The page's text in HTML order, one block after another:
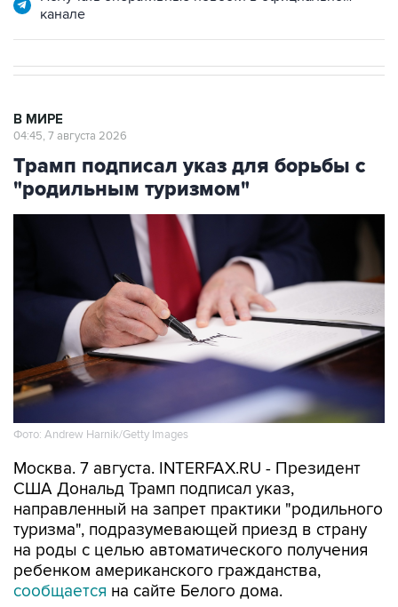
канале
В МИРЕ
04:45, 7 августа 2026
Трамп подписал указ для борьбы с
"родильным туризмом"
Фото: Andrew Harnik/Getty Images
Москва. 7 августа. INTERFAX.RU - Президент
США Дональд Трамп подписал указ,
направленный на запрет практики "родильного
туризма", подразумевающей приезд в страну
на роды с целью автоматического получения
ребенком американского гражданства,
сообщается на сайте Белого дома.